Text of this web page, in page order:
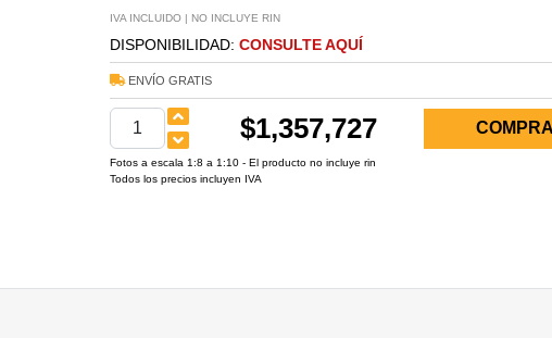
IVA INCLUIDO | NO INCLUYE RIN
DISPONIBILIDAD: CONSULTE AQUÍ
ENVÍO GRATIS
$1,357,727
Fotos a escala 1:8 a 1:10 - El producto no incluye rin
Todos los precios incluyen IVA